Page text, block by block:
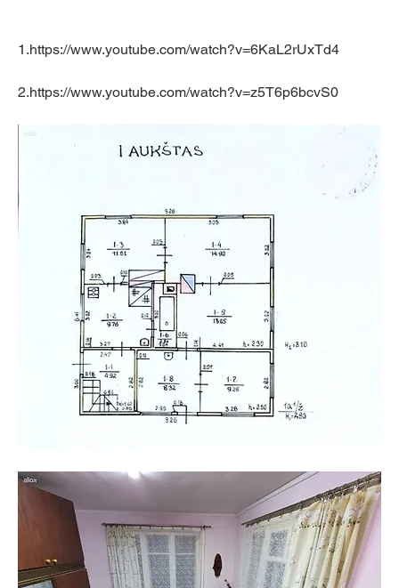
1.https://www.youtube.com/watch?v=6KaL2rUxTd4
2.https://www.youtube.com/watch?v=z5T6p6bcvS0